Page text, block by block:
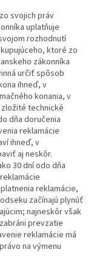
svojich práv
uplatňuje
rozhodnutí
ktoré zo
zákonníka
určiť spôsob
ihneď, v
konania, v
technické
dňa doručenia
reklamácie
ihneď, v
aj neskôr.
30 dní odo dňa
reklamácie,
začínajú plynúť
najneskôr však
prevzatie
reklamácie má
na výmenu